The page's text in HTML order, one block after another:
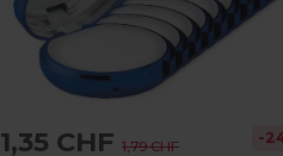
1,35 CHF 1,79 CHF -